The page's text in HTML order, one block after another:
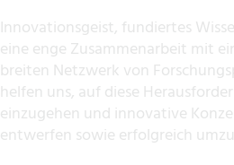
Innovationsgeist, fundiertes
eine enge Zusammenarbeit mit
breiten Netzwerk von
helfen uns, auf diese
einzugehen und innovative
entwerfen sowie erfolgreich